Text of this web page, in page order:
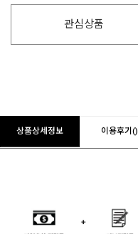
관심상품
상품상세정보 이용후기()